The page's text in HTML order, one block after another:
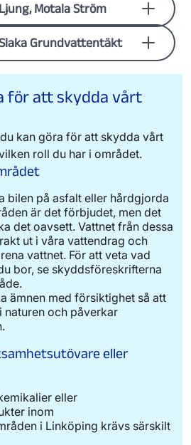
Den här zonen
och en 50 meter bred
sidor av ån. Här gäller
För att skydda vattnet är
undvika spill och läckage,
Sekundärzonen är
leder till primärzonen. Det
Stora Rängen och Lilla
kemiska
Det är dessutom
bilar på hårda ytor,
olja måste hanteras
Tertiärzonen är det
Här gäller allmän
att skydda vattnet. Alla
påverka vattnet måste
för Stångåns
hos
.
Stångån (pdf)
Motala Ström
Här gäller flest
är viktigt att vara extra
det är närmast vattnet.
vattenområdet mellan
kraftstation och Malfors
samt ett cirka 50 meter
Hantering av
är strikt reglerad i
Denna zon omfattar
leder vatten till Motala
generellt försiktighet för
och minimera
för Ljungs
hos Länsstyrelsen
Ljung (pdf)
Grundvattentäkt
är reglerna strängast. Det är
grundvattnet, vilket
av kemiska ämnen
verksamheter är starkt
grundvattnet. Reglerna här
som i primärzonen, men
potentiellt skadliga ämnen
stor försiktighet.
för Slaka
hos
.
Slaka vattenskyddsområde
för att skydda vårt
kan göra för att skydda vårt
roll du har i området.
bilen på asfalt eller hårdgjorda
är det förbjudet, men det
det oavsett. Vattnet från dessa
ut i våra vattendrag och
vattnet. För att veta vad
bor, se skyddsföreskrifterna
ämnen med försiktighet så att
naturen och påverkar
eller
eller
inom
i Linköping krävs särskilt